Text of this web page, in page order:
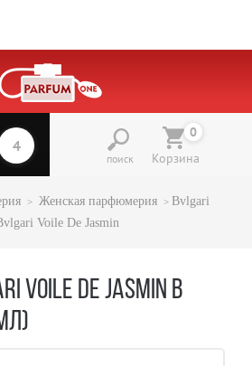
▼
поиск
0
Корзина
Женская парфюмерия
Bvlgari
Voile De Jasmin
VOILE DE JASMIN В